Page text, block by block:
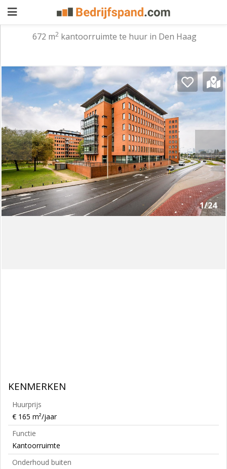
aanbieden
Pand
zoeken
Waarom
adverteren
Premium
adverteren
Blog
Registreren
Login
672 m2 kantoorruimte te huur in Den Haag
1/24
KENMERKEN
Huurprijs
€ 165 m²/jaar
Functie
Kantoorruimte
Onderhoud buiten